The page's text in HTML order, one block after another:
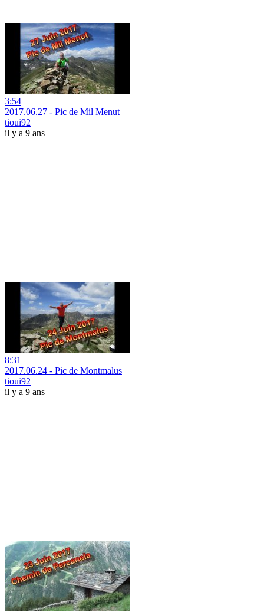
3:54
2017.06.27 - Pic de Mil Menut
tioui92
il y a 9 ans
8:31
2017.06.24 - Pic de Montmalus
tioui92
il y a 9 ans